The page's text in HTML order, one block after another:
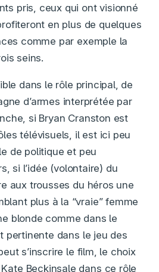
pris, ceux qui ont visionné
en plus de quelques
comme par exemple la
seins.
dans le rôle principal, de
d’armes interprétée par
si Bryan Cranston est
télévisuels, il est ici peu
de politique et peu
si l’idée (volontaire) du
aux trousses du héros une
plus à la “vraie” femme
blonde comme dans le
pertinente dans le jeu des
s’inscrire le film, le choix
Beckinsale dans ce rôle